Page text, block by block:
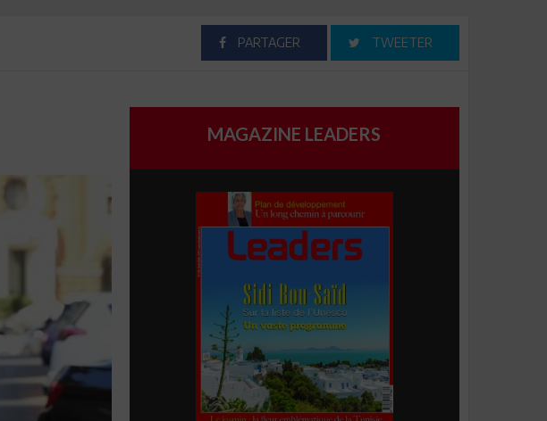
PARTAGER TWEETER
MAGAZINE LEADERS